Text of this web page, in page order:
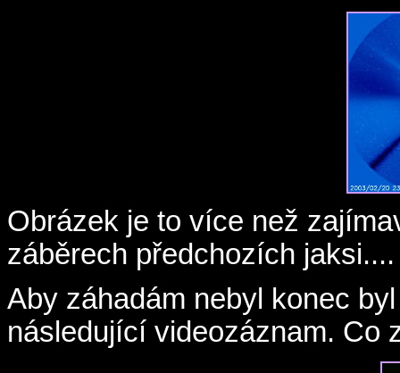
Obrázek je to více než
záběrech předchozích jaksi....
Aby záhadám nebyl konec
následující videozáznam. Co